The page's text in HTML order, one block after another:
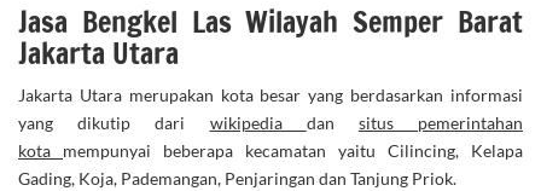
Jasa Bengkel Las Wilayah Semper Barat
Jakarta Utara
Jakarta Utara merupakan kota besar yang berdasarkan informasi
yang dikutip dari wikipedia dan situs pemerintahan
kota mempunyai beberapa kecamatan yaitu Cilincing, Kelapa
Gading, Koja, Pademangan, Penjaringan dan Tanjung Priok.